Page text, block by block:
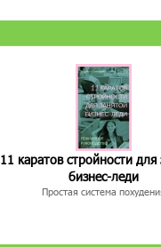
11 каратов стройности для
бизнес-леди
Простая система